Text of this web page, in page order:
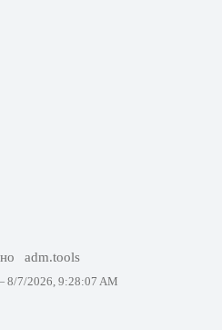
adm.tools
8/7/2026, 9:28:07 AM